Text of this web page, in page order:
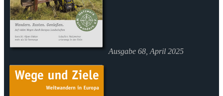
Ausgabe 68, April 2025